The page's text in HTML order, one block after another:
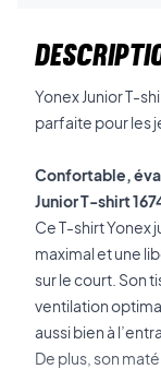
Yonex Junior T-
parfaite pour les
Confortable,
Junior T-shirt
Ce T-shirt Yonex
maximal et une
sur le court. Son
ventilation
aussi bien à
De plus, son